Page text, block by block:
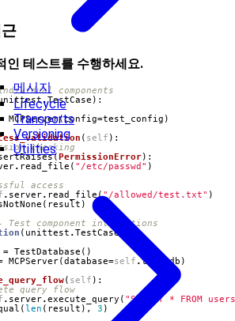
메시지
Lifecycle
Transports
Versioning
Utilities
인 테스트를 수행하세요.
components
.TestCase ):
MCPServer(config=test_config )
( self ):
checking
(PermissionError):
. read_file ( "/etc/passwd" )
access
. server. read_file("/allowed/test.txt" )
( result )
component interactions
( unittest .TestCase
= TestDatabase ()
MCPServer(database=self .test_db )
( self ):
query flow
. server.execute_query ( "SELECT * FROM
(len ( result ), 3 )